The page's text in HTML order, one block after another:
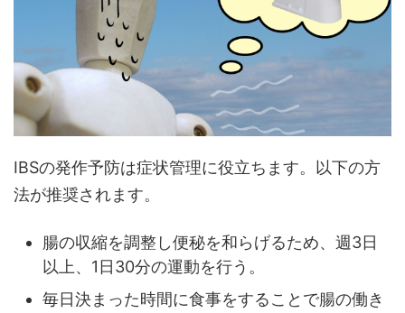
IBSの発作予防は症状管理に役立ちます。以下の方
法が推奨されます。
腸の収縮を調整し便秘を和らげるため、週3日
以上、1日30分の運動を行う。
毎日決まった時間に食事をすることで腸の働き